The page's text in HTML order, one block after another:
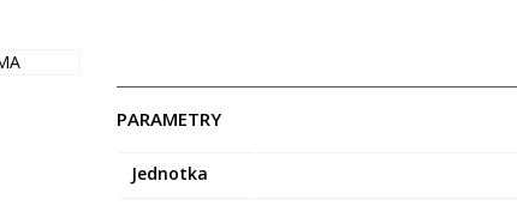
PARAMETRY
Jednotka